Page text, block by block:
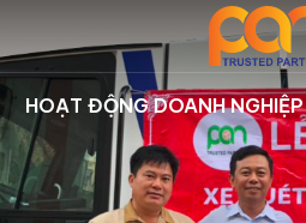
thị | Dulevo
| Nilfisk
HOẠT ĐỘNG DOANH NGHIỆP
Sự kiện công ty
Hoạt động đào tạo